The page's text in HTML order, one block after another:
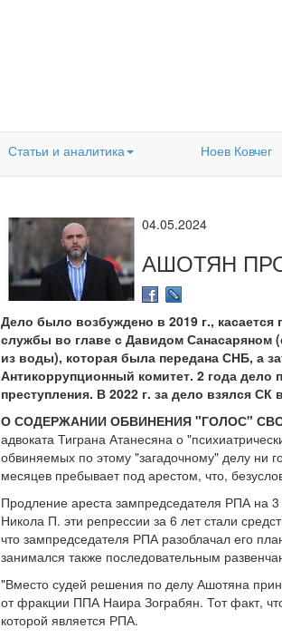
Статьи и аналитика Ноев Ковчег
04.05.2024
АШОТЯН
Дело было возбуждено в 2019 г.,
службы во главе с Давидом Санасаряном
из воды), которая была передана СНБ, а
Антикоррупционный комитет. 2 года дело
преступления. В 2022 г. за дело взялся
О СОДЕРЖАНИИ ОБВИНЕНИЯ "ГОЛОС"
адвоката Тиграна Атанесяна о
обвиняемых по этому "загадочному" делу ни
месяцев пребывает под арестом, что,
Продление ареста зампредседателя РПА на
Никола П. эти репрессии за 6 лет стали
что зампредседателя РПА разоблачал его
занимался также последовательным
"Вместо судей решения по делу Ашотяна
от фракции ППА Наира Зограбян. Тот факт,
которой является РПА.